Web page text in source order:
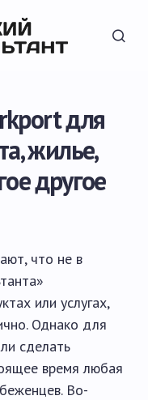
для
жилье,
другое
что не в
или услугах,
Однако для
сделать
время любая
Во-